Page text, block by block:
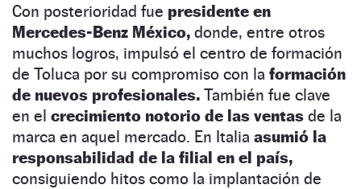
Con posterioridad fue presidente en
Mercedes-Benz México, donde, entre otros
muchos logros, impulsó el centro de formación
de Toluca por su compromiso con la formación
de nuevos profesionales. También fue clave
en el crecimiento notorio de las ventas de la
marca en aquel mercado. En Italia asumió la
responsabilidad de la filial en el país,
consiguiendo hitos como la implantación de